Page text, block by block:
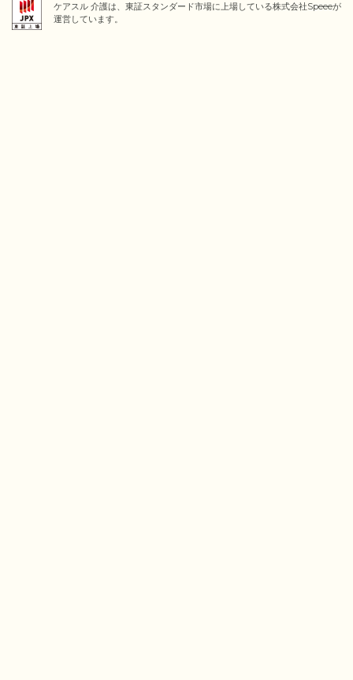
ケアスル 介護は、東証スタンダード市場に上場している株式会社Speeeが
運営しています。